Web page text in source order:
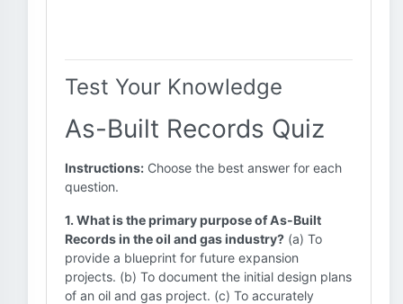
Test Your Knowledge
As-Built Records Quiz
Instructions: Choose the best answer for each
question.
1. What is the primary purpose of As-Built
Records in the oil and gas industry? (a) To
provide a blueprint for future expansion
projects. (b) To document the initial design plans
of an oil and gas project. (c) To accurately